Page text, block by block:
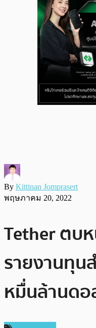
By Kittinan Jomprasert
พฤษภาคม 20, 2022
Tether ตบ
รายงานทุน
หมื่นล้านดอ